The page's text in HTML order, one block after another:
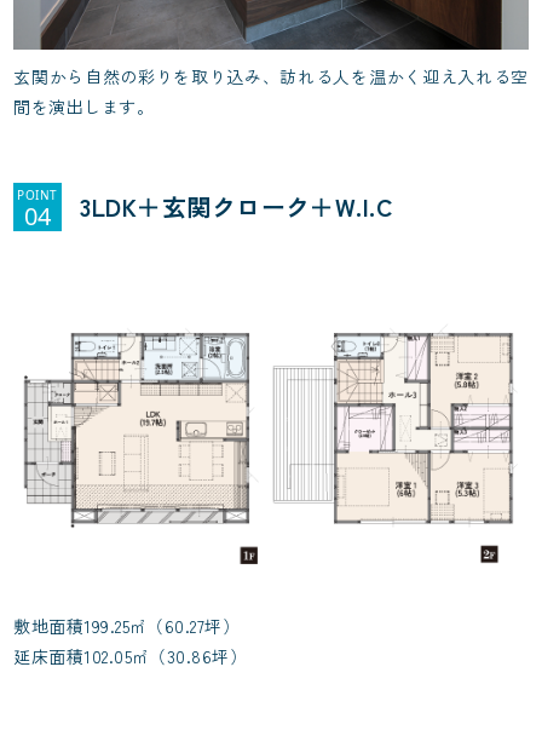
玄関から自然の彩りを取り込み、訪れる人を温かく迎え入れる空
間を演出します。
POINT
04 3LDK＋玄関クローク＋W.I.C
敷地面積199.25㎡（60.27坪）
延床面積102.05㎡（30.86坪）